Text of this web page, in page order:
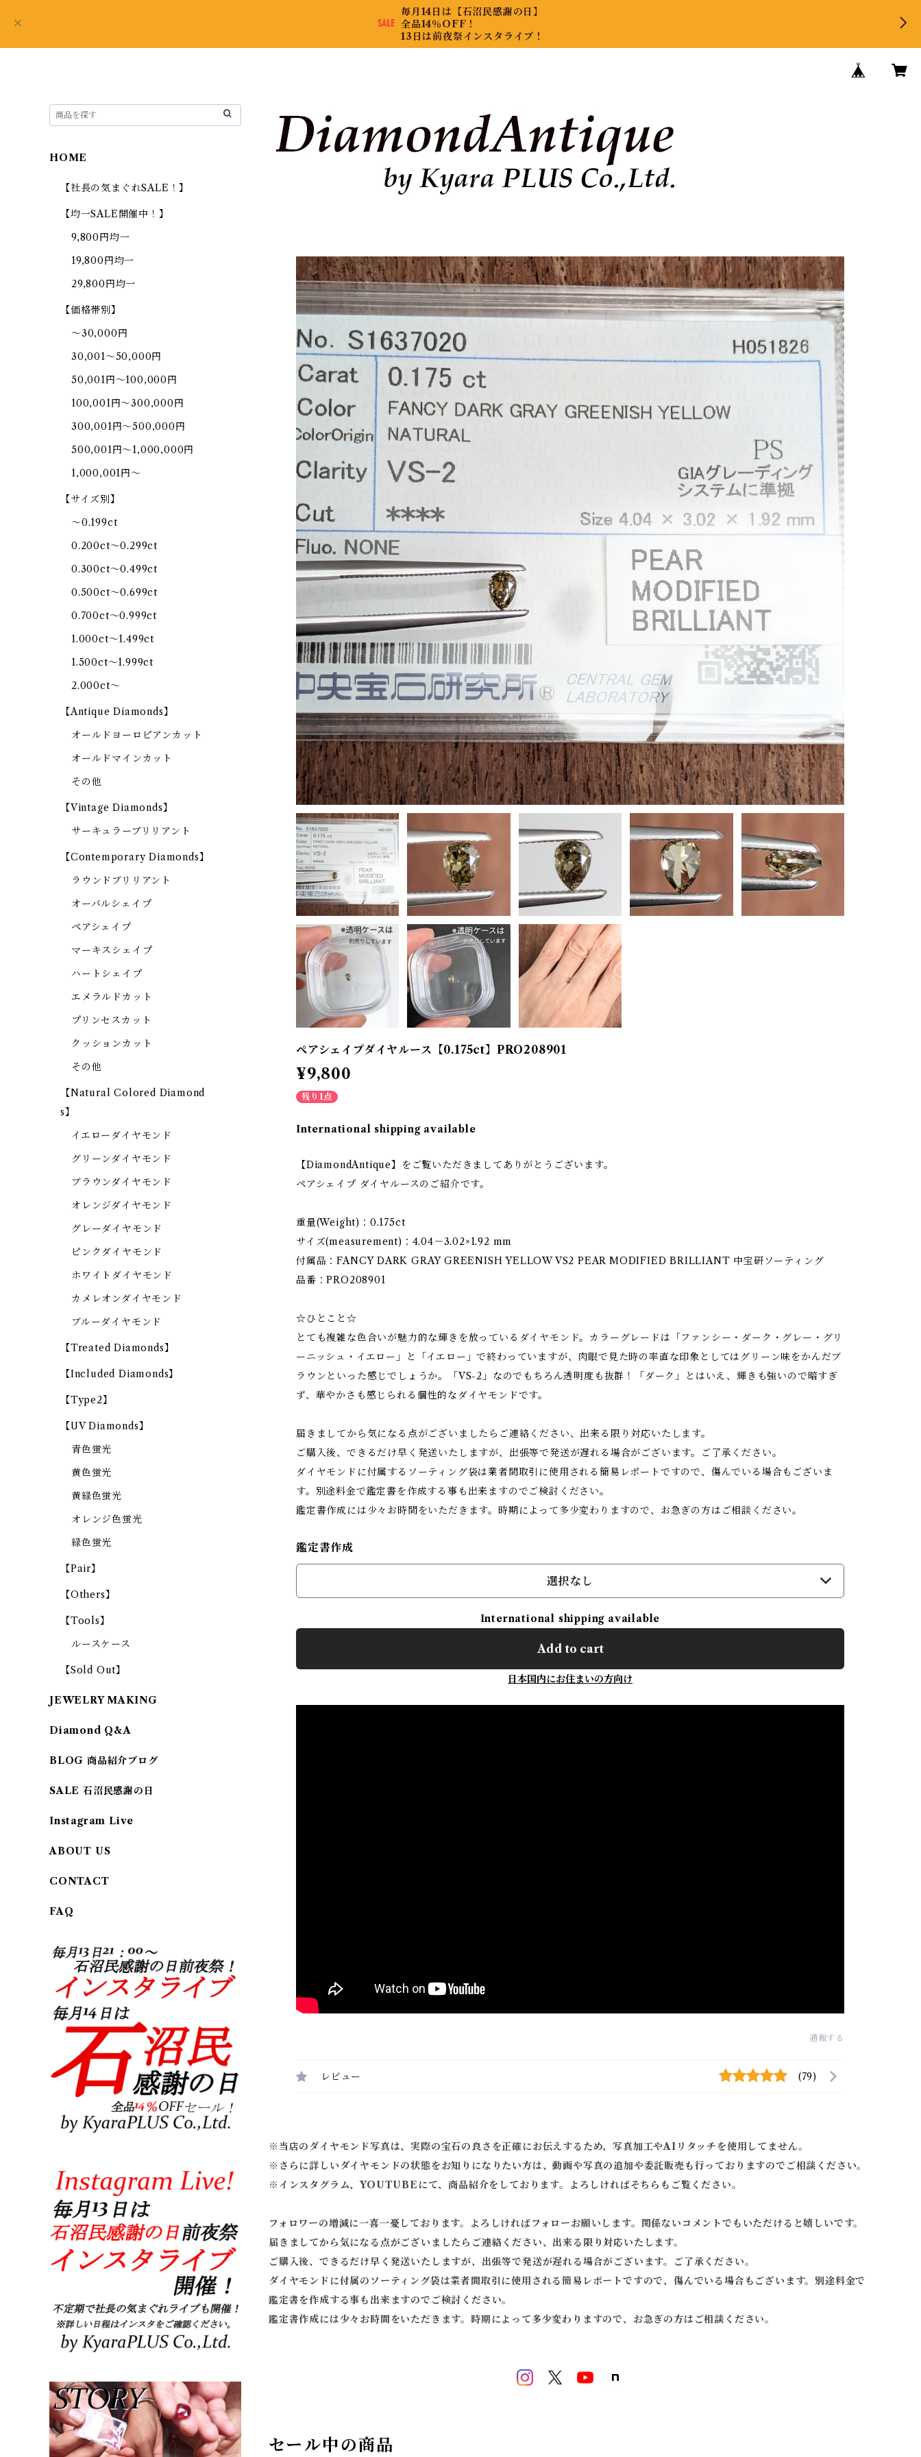
毎月14日は【石沼民感謝の日】
全品14％OFF！
13日は前夜祭インスタライブ！
ペアシェイプダイヤルース【0.175ct】PRO208901
¥9,800
残り1点
International shipping available
【DiamondAntique】をご覧いただきましてありがとうございます。
ペアシェイプ ダイヤルースのご紹介です。
重量(Weight)：0.175ct
サイズ(measurement)：4.04－3.02×1.92 mm
付属品：FANCY DARK GRAY GREENISH YELLOW VS2 PEAR MODIFIED BRILLIANT 中宝研ソーティング
品番：PRO208901
☆ひとこと☆
とても複雑な色合いが魅力的な輝きを放っているダイヤモンド。カラーグレードは「ファンシー・ダーク・グレー・グリ
ーニッシュ・イエロー」と「イエロー」で終わっていますが、肉眼で見た時の率直な印象としてはグリーン味をかんだブ
ラウンといった感じでしょうか。「VS-2」なのでもちろん透明度も抜群！「ダーク」とはいえ、輝きも強いので暗すぎ
ず、華やかさも感じられる個性的なダイヤモンドです。
届きましてから気になる点がございましたらご連絡ください、出来る限り対応いたします。
ご購入後、できるだけ早く発送いたしますが、出張等で発送が遅れる場合がございます。ご了承ください。
ダイヤモンドに付属するソーティング袋は業者間取引に使用される簡易レポートですので、傷んでいる場合もございま
す。別途料金で鑑定書を作成する事も出来ますのでご検討ください。
鑑定書作成には少々お時間をいただきます。時期によって多少変わりますので、お急ぎの方はご相談ください。
鑑定書作成
選択なし
International shipping available
Add to cart
日本国内にお住まいの方向け
通報する
レビュー (79)
※当店のダイヤモンド写真は、実際の宝石の良さを正確にお伝えするため、写真加工やAIリタッチを使用してません。
※ さらに詳しいダイヤモンドの状態をお知りになりたい方は、動画や写真の追加や委託販売も行っておりますのでご相談ください。
※ インスタグラム、YOUTUBEにて、商品紹介をしております。よろしければそちらもご覧ください。
フォロワーの増減に一喜一憂しております。よろしければフォローお願いします。関係ないコメントでもいただけると嬉しいです。
届きましてから気になる点がございましたらご連絡ください、出来る限り対応いたします。
ご購入後、できるだけ早く発送いたしますが、出張等で発送が遅れる場合がございます。ご了承ください。
ダイヤモンドに付属のソーティング袋は業者間取引に使用される簡易レポートですので、傷んでいる場合もございます。別途料金で
鑑定書を作成する事も出来ますのでご検討ください。
鑑定書作成には少々お時間をいただきます。時期によって多少変わりますので、お急ぎの方はご相談ください。
セール中の商品
HOME
【社長の気まぐれSALE！】
【均一SALE開催中！】
9,800円均一
19,800円均一
29,800円均一
【価格帯別】
～30,000円
30,001～50,000円
50,001円～100,000円
100,001円～300,000円
300,001円～500,000円
500,001円～1,000,000円
1,000,001円～
【サイズ別】
～0.199ct
0.200ct～0.299ct
0.300ct～0.499ct
0.500ct～0.699ct
0.700ct～0.999ct
1.000ct～1.499ct
1.500ct～1.999ct
2.000ct～
【Antique Diamonds】
オールドヨーロピアンカット
オールドマインカット
その他
【Vintage Diamonds】
サーキュラーブリリアント
【Contemporary Diamonds】
ラウンドブリリアント
オーバルシェイプ
ペアシェイプ
マーキスシェイプ
ハートシェイプ
エメラルドカット
プリンセスカット
クッションカット
その他
【Natural Colored Diamond
s】
イエローダイヤモンド
グリーンダイヤモンド
ブラウンダイヤモンド
オレンジダイヤモンド
グレーダイヤモンド
ピンクダイヤモンド
ホワイトダイヤモンド
カメレオンダイヤモンド
ブルーダイヤモンド
【Treated Diamonds】
【Included Diamonds】
【Type2】
【UV Diamonds】
青色蛍光
黄色蛍光
黄緑色蛍光
オレンジ色蛍光
緑色蛍光
【Pair】
【Others】
【Tools】
ルースケース
【Sold Out】
JEWELRY MAKING
Diamond Q&A
BLOG 商品紹介ブログ
SALE 石沼民感謝の日
Instagram Live
ABOUT US
CONTACT
FAQ